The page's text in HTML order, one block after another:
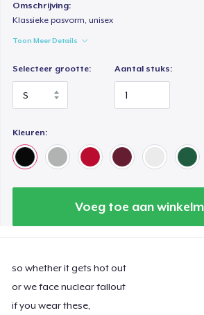
Omschrijving:
Klassieke pasvorm, unisex
Toon Meer Details
Selecteer grootte: Aantal stuks:
Kleuren:
Voeg toe aan
so whether it gets hot out
or we face nuclear fallout
if you wear these,